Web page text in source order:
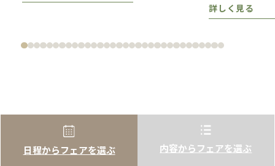
詳しく見る
日程からフェアを選ぶ 内容からフェアを選ぶ